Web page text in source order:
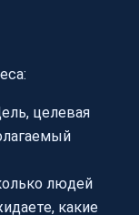
целевая
людей
какие